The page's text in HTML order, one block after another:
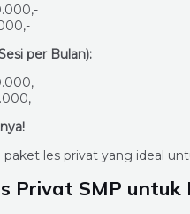
per Bulan):
paket les privat yang ideal
Privat SMP